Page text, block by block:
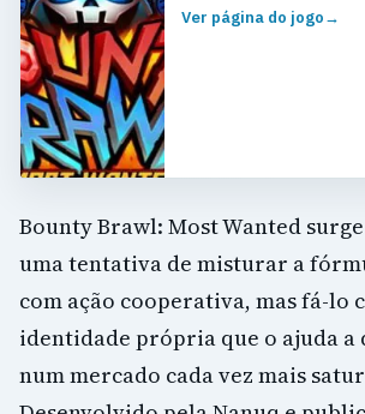
Ver página do jogo→
Bounty Brawl: Most Wanted
uma tentativa de misturar a
com ação cooperativa, mas fá-lo
identidade própria que o ajuda a
num mercado cada vez mais